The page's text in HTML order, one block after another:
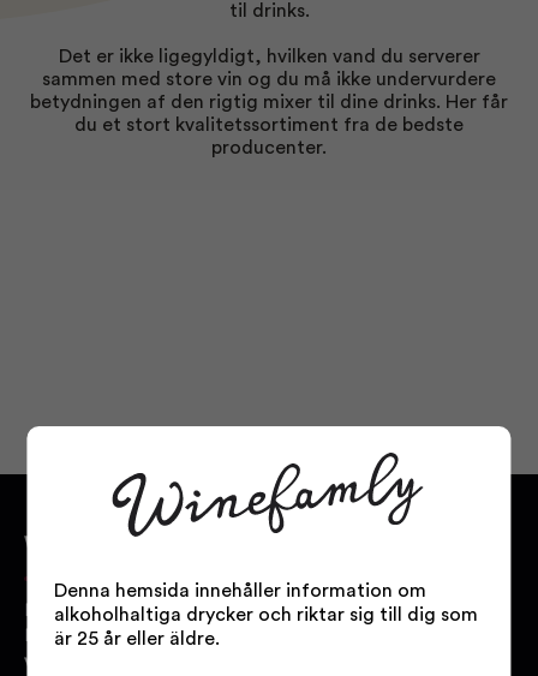
til drinks.
Det er ikke ligegyldigt, hvilken vand du serverer
sammen med store vin og du må ikke undervurdere
betydningen af den rigtig mixer til dine drinks. Her får
du et stort kvalitetssortiment fra de bedste
producenter.
WINEFAMLY.SE
Bakom Winefamly.se står
Danmarks största online
vinbutik. Vi har
Denna hemsida innehåller information om
alkoholhaltiga drycker och riktar sig till dig som
är 25 år eller äldre.